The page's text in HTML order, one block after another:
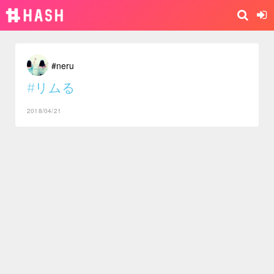
#neru
#リムる
2018/04/21